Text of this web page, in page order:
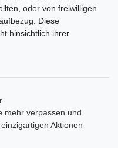
oder von freiwilligen
Diese
hinsichtlich ihrer
mehr verpassen und
Aktionen